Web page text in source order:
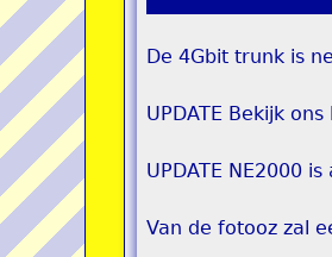
De 4Gbit trunk is
UPDATE Bekijk
UPDATE NE2000
Van de fotooz zal